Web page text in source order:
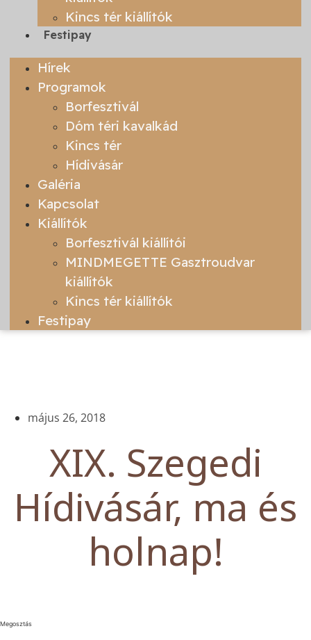
Kincs tér kiállítók
Festipay
Hírek
Programok
Borfesztivál
Dóm téri kavalkád
Kincs tér
Hídivásár
Galéria
Kapcsolat
Kiállítók
Borfesztivál kiállítói
MINDMEGETTE Gasztroudvar
kiállítók
Kincs tér kiállítók
Festipay
május 26, 2018
XIX. Szegedi
Hídivásár, ma és
holnap!
Megosztás